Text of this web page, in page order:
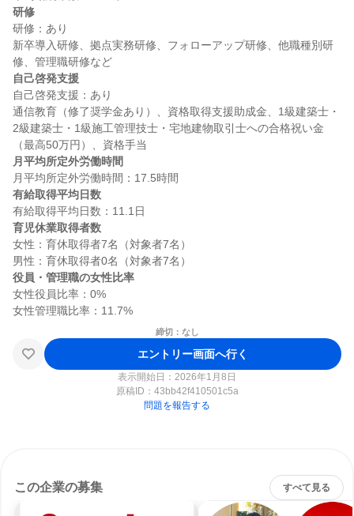
研修
研修：あり
新卒導入研修、拠点実務研修、フォローアップ研修、他職種別研
自己啓発支援
自己啓発支援：あり
通信教育（修了奨学金あり）、資格取得支援助成金、1級建築士・
2級建築士・1級施工管理技士・宅地建物取引士への合格祝い金
月平均所定外労働時間
有給取得平均日数
育児休業取得者数
女性：育休取得者7名（対象者7名）
役員・管理職の女性比率
女性役員比率：0%
締切：なし
エントリー画面へ行く
表示開始日：2026年1月8日
原稿ID： 43bb42f410501c5a
問題を報告する
この企業の募集 すべて見る